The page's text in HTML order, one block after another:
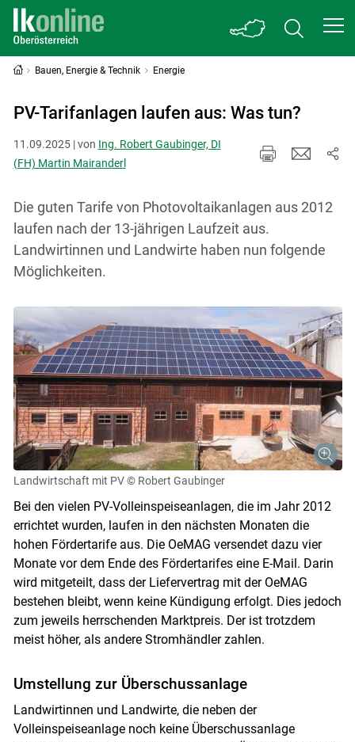
Bauen, Energie & Technik Energie
PV-Tarifanlagen laufen aus: Was tun?
11.09.2025 | von Ing. Robert Gaubinger, DI
(FH) Martin Mairanderl
Die guten Tarife von Photovoltaikanlagen aus 2012
laufen nach der 13-jährigen Laufzeit aus.
Landwirtinnen und Landwirte haben nun folgende
Möglichkeiten.
Landwirtschaft mit PV © Robert Gaubinger
Bei den vielen PV-Volleinspeiseanlagen, die im Jahr 2012
errichtet wurden, laufen in den nächsten Monaten die
hohen Fördertarife aus. Die OeMAG versendet dazu vier
Monate vor dem Ende des Fördertarifes eine E-Mail. Darin
wird mitgeteilt, dass der Liefervertrag mit der OeMAG
bestehen bleibt, wenn keine Kündigung erfolgt. Dies jedoch
zum jeweils herrschenden Marktpreis. Der ist trotzdem
meist höher, als andere Stromhändler zahlen.
Umstellung zur Überschussanlage
Landwirtinnen und Landwirte, die neben der
Volleinspeiseanlage noch keine Überschussanlage